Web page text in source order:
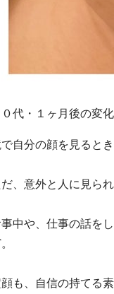
０代・１ヶ月後の変化
自分の顔を見ると
だ、意外と人に見ら
中や、仕事の話を
も、自信の持てる